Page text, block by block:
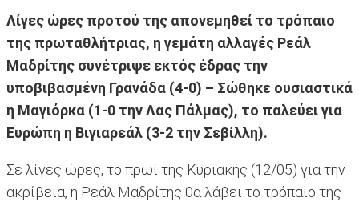
Λίγες ώρες προτού της απονεμηθεί το τρόπαιο
της πρωταθλήτριας, η γεμάτη αλλαγές Ρεάλ
Μαδρίτης συνέτριψε εκτός έδρας την
υποβιβασμένη Γρανάδα (4-0) – Σώθηκε ουσιαστικά
η Μαγιόρκα (1-0 την Λας Πάλμας), το παλεύει για
Ευρώπη η Βιγιαρεάλ (3-2 την Σεβίλλη).
Σε λίγες ώρες, το πρωί της Κυριακής (12/05) για την
ακρίβεια, η Ρεάλ Μαδρίτης θα λάβει το τρόπαιο της